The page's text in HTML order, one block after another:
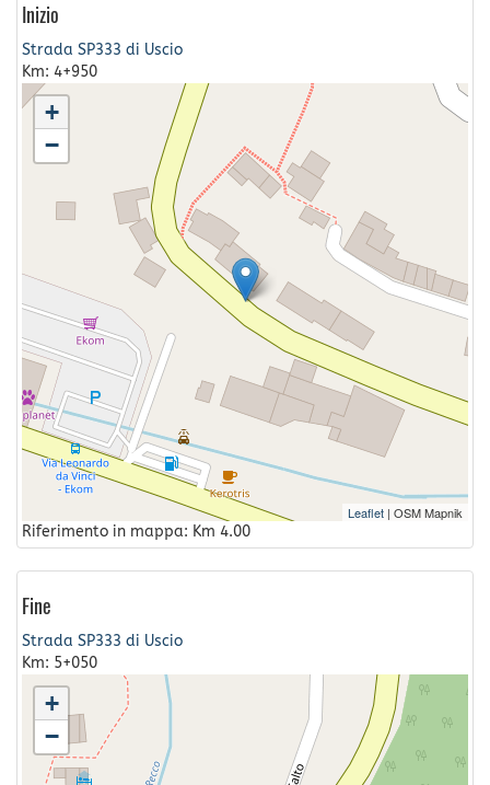
Inizio
Strada SP333 di Uscio
Km: 4+950
+
−
Leaflet | OSM Mapnik
Riferimento in mappa: Km 4.00
Fine
Strada SP333 di Uscio
Km: 5+050
+
−